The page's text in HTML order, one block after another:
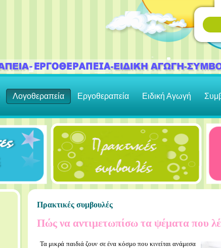
Λογοθεραπεία Εργοθεραπεία Ειδική Αγωγή
Πρακτικές συμβουλές
Πώς να αντιμετωπίσω τα ψέματα που
Τα μικρά παιδιά ζουν σε ένα κόσμο που κινείται ανάμεσα